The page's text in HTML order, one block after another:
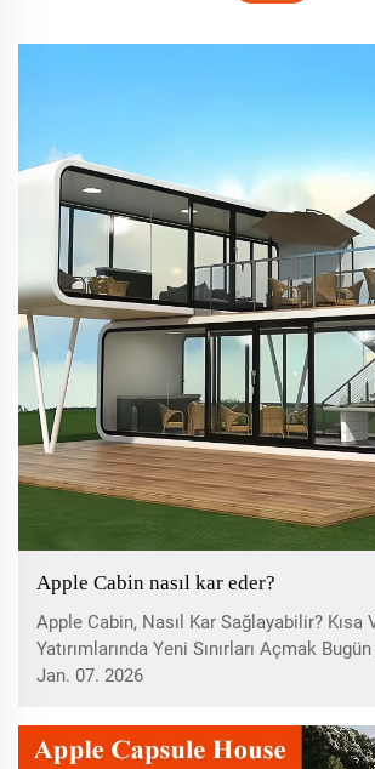
Apple Cabin nasıl kar eder?
Apple Cabin, Nasıl Kar Sağlayabilir? Kısa
Yatırımlarında Yeni Sınırları Açmak
rekabetçi hale gelen kısa vadeli kiralama
deneyim sunarken...
Jan. 07. 2026